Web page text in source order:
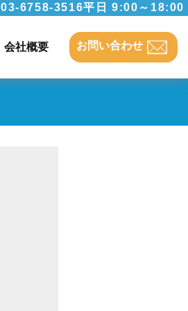
03-6758-3516平日 9:00～18:00
会社概要 お問い合わせ